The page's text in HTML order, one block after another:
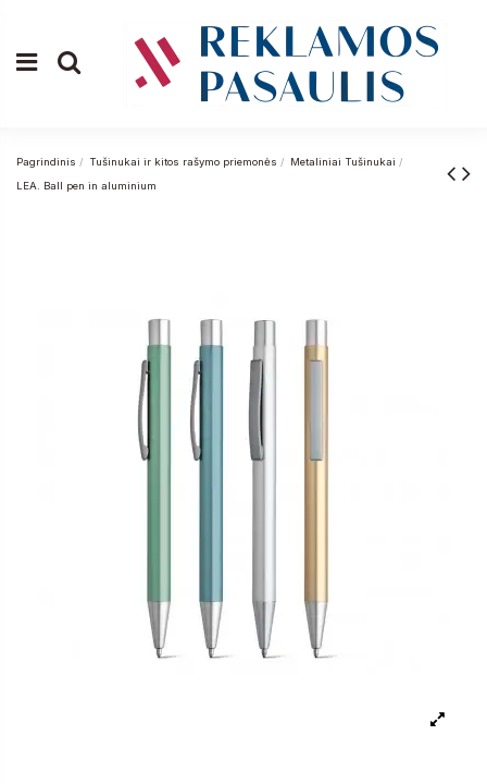
Pagrindinis Tušinukai ir kitos rašymo priemonės
Metaliniai Tušinukai
LEA. Ball pen in aluminium